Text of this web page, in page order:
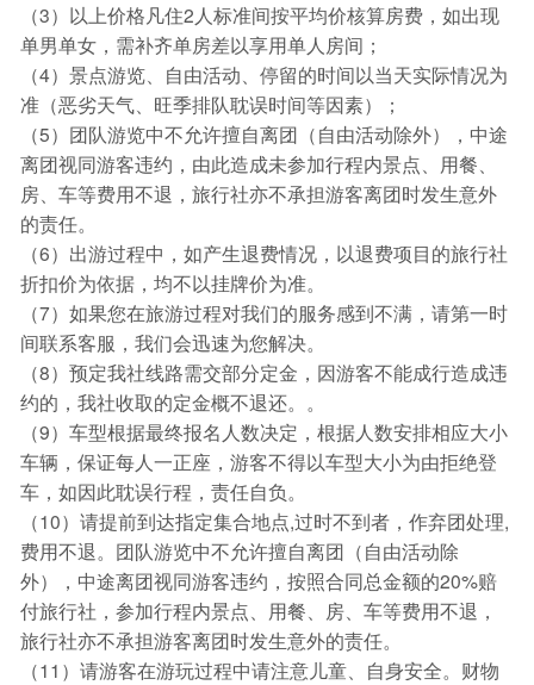
（3）以上价格凡住2人标准间按平均价核算房费，如出现
单男单女，需补齐单房差以享用单人房间；
（4）景点游览、自由活动、停留的时间以当天实际情况为
准（恶劣天气、旺季排队耽误时间等因素）；
（5）团队游览中不允许擅自离团（自由活动除外），中途
离团视同游客违约，由此造成未参加行程内景点、用餐、
房、车等费用不退，旅行社亦不承担游客离团时发生意外
的责任。
（6）出游过程中，如产生退费情况，以退费项目的旅行社
折扣价为依据，均不以挂牌价为准。
（7）如果您在旅游过程对我们的服务感到不满，请第一时
间联系客服，我们会迅速为您解决。
（8）预定我社线路需交部分定金，因游客不能成行造成违
约的，我社收取的定金概不退还。。
（9）车型根据最终报名人数决定，根据人数安排相应大小
车辆，保证每人一正座，游客不得以车型大小为由拒绝登
车，如因此耽误行程，责任自负。
（10）请提前到达指定集合地点,过时不到者，作弃团处理,
费用不退。团队游览中不允许擅自离团（自由活动除
外），中途离团视同游客违约，按照合同总金额的20%赔
付旅行社，参加行程内景点、用餐、房、车等费用不退，
旅行社亦不承担游客离团时发生意外的责任。
（11）请游客在游玩过程中请注意儿童、自身安全。财物